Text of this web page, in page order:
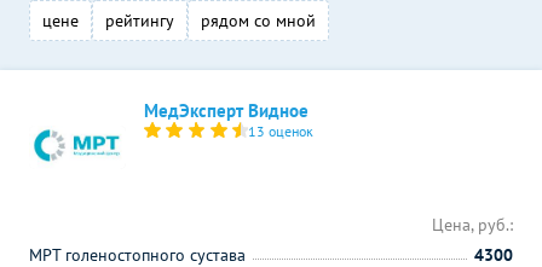
цене рейтингу рядом со мной
МедЭксперт Видное
13 оценок
Цена, руб.:
МРТ голеностопного сустава
4300